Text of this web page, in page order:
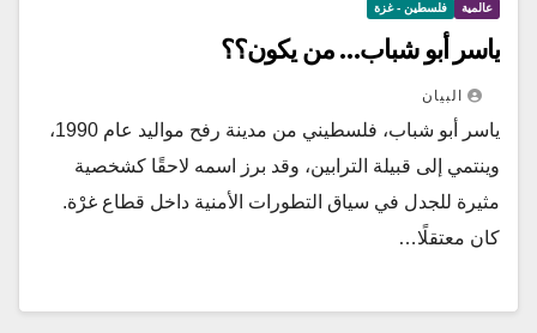
عالمية فلسطين - غزة
ياسر أبو شباب… من يكون؟؟
البيان
ياسر أبو شباب، فلسطيني من مدينة رفح مواليد عام 1990،
وينتمي إلى قبيلة الترابين، وقد برز اسمه لاحقًا كشخصية
مثيرة للجدل في سياق التطورات الأمنية داخل قطاع غرْة.
كان معتقلًا…